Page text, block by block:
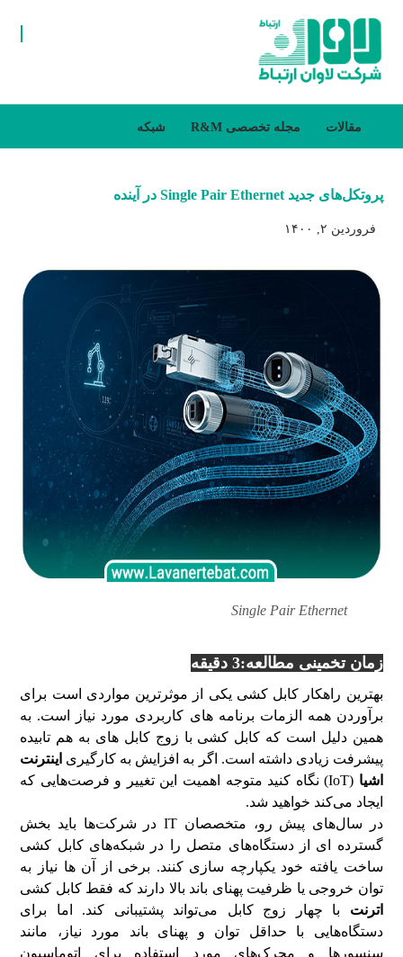
مقالات مجله تخصصی R&M شبکه
پروتکل‌های جدید Single Pair Ethernet در آینده
فروردین ۲, ۱۴۰۰
Single Pair Ethernet
زمان تخمینی مطالعه:3 دقیقه
بهترین راهکار کابل کشی یکی از موثرترین مواردی است برای
برآوردن همه الزمات برنامه های کاربردی مورد نیاز است. به
همین دلیل است که کابل کشی با زوج کابل های به هم تابیده
پیشرفت زیادی داشته است. اگر به افزایش به کارگیری اینترنت
اشیا
(IoT) نگاه کنید متوجه اهمیت این تغییر و فرصت‌هایی که
ایجاد می‌کند خواهید شد.
در سال‌های پیش رو، متخصصان IT در شرکت‌ها باید بخش
گسترده ای از دستگاه‌های متصل را در شبکه‌های کابل کشی
ساخت یافته خود یکپارچه سازی کنند. برخی از آن ها نیاز به
توان خروجی یا ظرفیت پهنای باند بالا دارند که فقط کابل کشی
اترنت با چهار زوج کابل می‌تواند پشتیبانی کند. اما برای
دستگاه‌هایی با حداقل توان و پهنای باند مورد نیاز، مانند
سنسورها و محرک‌های مورد استفاده برای اتوماسیون